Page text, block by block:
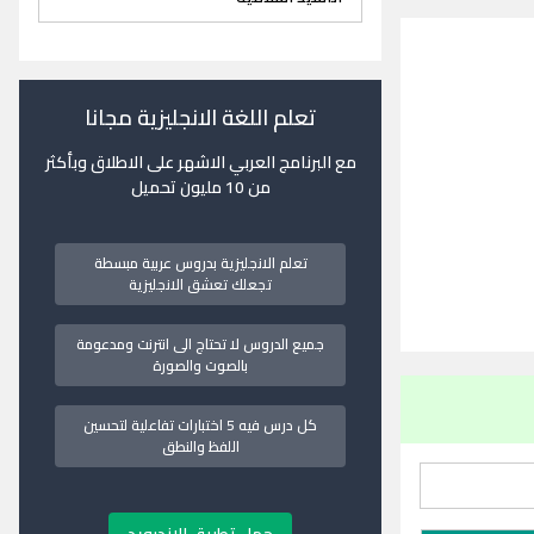
تعلم اللغة الانجليزية مجانا
مع البرنامج العربي الاشهر على الاطلاق وبأكثر
من 10 مليون تحميل
تعلم الانجليزية بدروس عربية مبسطة
تجعلك تعشق الانجليزية
جميع الدروس لا تحتاج الى انترنت ومدعومة
بالصوت والصورة
كل درس فيه 5 اختبارات تفاعلية لتحسين
اللفظ والنطق